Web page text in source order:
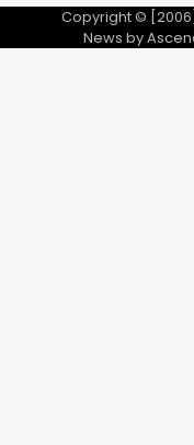
Copyright ©
News by